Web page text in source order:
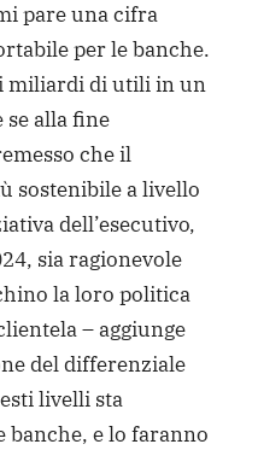
pare una cifra
per le banche.
miliardi di utili in un
se alla fine
che il
sostenibile a livello
dell’esecutivo,
sia ragionevole
la loro politica
– aggiunge
del differenziale
livelli sta
e lo faranno